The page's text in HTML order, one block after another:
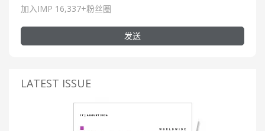
加入IMP 16,337+粉丝圈
发送
LATEST ISSUE